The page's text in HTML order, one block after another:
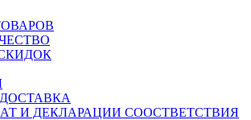
И ДЕКЛАРАЦИИ СООСТВЕТСТВИЯ